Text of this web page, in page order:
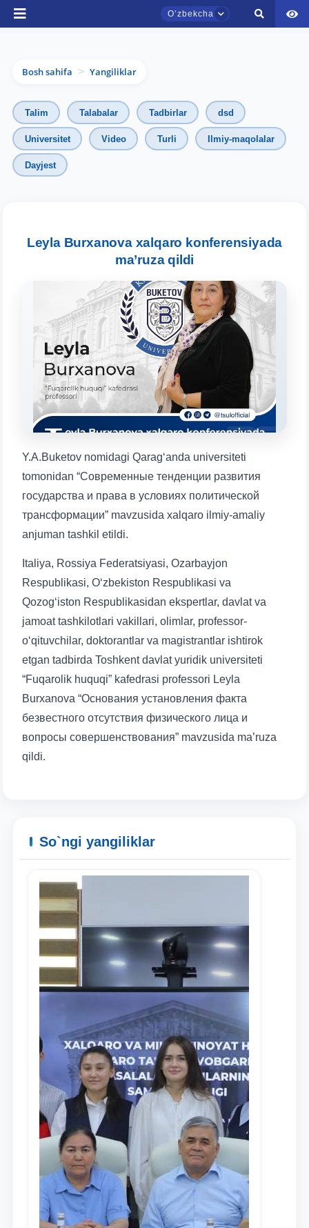
Oʼzbekcha
Telefon raqamingiz
Pochta
yuborish
Bosh sahifa > Yangiliklar
Talim Talabalar Tadbirlar dsd
Universitet Video Turli Ilmiy-maqolalar
Dayjest
Leyla Burxanova xalqaro konferensiyada
ma’ruza qildi
Y.A.Buketov nomidagi Qarag‘anda universiteti
tomonidan “Современные тенденции развития
государства и права в условиях политической
трансформации” mavzusida xalqaro ilmiy-amaliy
anjuman tashkil etildi.
Italiya, Rossiya Federatsiyasi, Ozarbayjon
Respublikasi, O‘zbekiston Respublikasi va
Qozog‘iston Respublikasidan ekspertlar, davlat va
jamoat tashkilotlari vakillari, olimlar, professor-
o‘qituvchilar, doktorantlar va magistrantlar ishtirok
etgan tadbirda Toshkent davlat yuridik universiteti
“Fuqarolik huquqi” kafedrasi professori Leyla
Burxanova “Основания установления факта
безвестного отсутствия физического лица и
вопросы совершенствования” mavzusida ma’ruza
qildi.
So`ngi yangiliklar
TDYU qabul murojaatlari chati
Qabul bo'yicha murojaatlaringizni ushbu
Mavzuni tanlang — keyin shu mavzudagi aniq
savollar chiqadi:
1. Hujjatlar (bakalavr) (5)
3. Suhbat (bakalavr) (8)
5. To'lov-kontrakt (2) 6. Elektron ariza (16)
7. Call-center (4) 8. Bakalavriat kvotasi (3)
9. Magistratura kvotasi (4) ✉️ Adminga yozish